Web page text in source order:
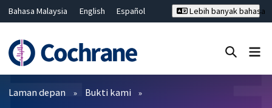
Bahasa Malaysia English
Español
Hrvatski
Deutsch ไทย
繁體中文
简体中文
Lebih banyak bahasa
Penapis
Laman depan Bukti kami